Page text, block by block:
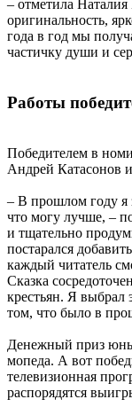
– отметила Наталия
оригинальность,
года в год мы
частичку души и
Работы
Победителем в
Андрей Катасонов
– В прошлом году я
что могу лучше, –
и тщательно
постарался
каждый читатель
Сказка
крестьян. Я выбрал
том, что было в
Денежный приз
мопеда. А вот
телевизионная
распорядятся